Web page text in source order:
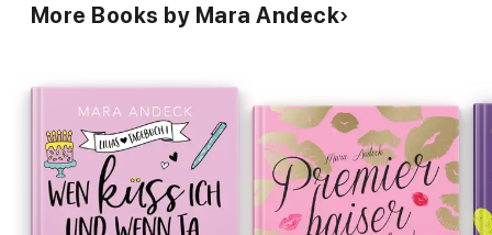
More Books by Mara Andeck